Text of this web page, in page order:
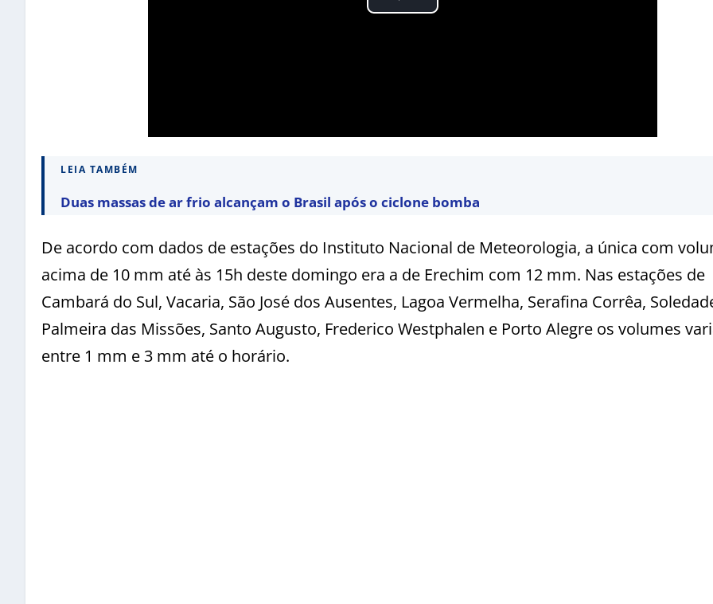
LEIA TAMBÉM
Duas massas de ar frio alcançam o Brasil após o ciclone bomba
De acordo com dados de estações do Instituto Nacional de Meteorologia, a única com
acima de 10 mm até às 15h deste domingo era a de Erechim com 12 mm. Nas estações de
Cambará do Sul, Vacaria, São José dos Ausentes, Lagoa Vermelha, Serafina Corrêa,
Palmeira das Missões, Santo Augusto, Frederico Westphalen e Porto Alegre os volumes
entre 1 mm e 3 mm até o horário.